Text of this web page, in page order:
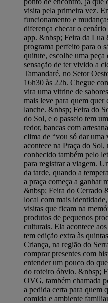
visita pela primeira vez.
funcionamento e
diferença checar o
app. &nbsp; Feira da Lua
programa perfeito para o
quitute, escolhe uma peça
sensação de ter vivido a
Tamandaré, no Setor
16h30 às 22h. Chegue
vira uma vitrine de
mais leve para quem quer
lanche. &nbsp; Feira do
do Sol, e o passeio tem
redor, bancas com
clima de “vou só dar uma
acontece na Praça do
conhecido também pelo
para registrar a viagem.
da tarde, quando a
a praça começa a ganhar
&nbsp; Feira do Cerrado
local com mais
visitas que ficam na
produtos de pequenos
culturais. Ela acontece
tem edição extra às
Criança, na região do
comprar presentes com
entender um pouco do
do roteiro óbvio. &nbsp;
OVG, também chamada
a pedida certa para quem
comida e ambiente